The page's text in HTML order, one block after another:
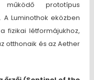
prototípus
Luminothok eközben
fizikai létformájukhoz,
otthonaik és az Aether